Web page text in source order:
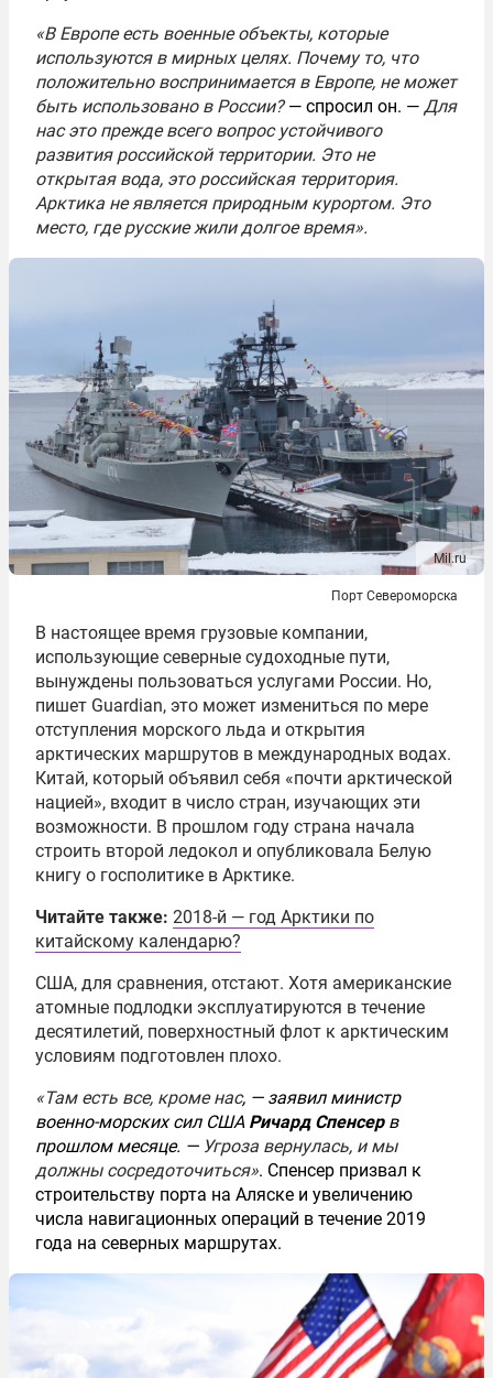
«В Европе есть военные объекты, которые
используются в мирных целях. Почему то, что
положительно воспринимается в Европе, не может
быть использовано в России?— спросил он. — Для
нас это прежде всего вопрос устойчивого
развития российской территории. Это не
открытая вода, это российская территория.
Арктика не является природным курортом. Это
место, где русские жили долгое время».
Mil.ru
Порт Североморска
В настоящее время грузовые компании,
использующие северные судоходные пути,
вынуждены пользоваться услугами России. Но,
пишет Guardian, это может измениться по мере
отступления морского льда и открытия
арктических маршрутов в международных водах.
Китай, который объявил себя «почти арктической
нацией», входит в число стран, изучающих эти
возможности. В прошлом году страна начала
строить второй ледокол и опубликовала Белую
книгу о госполитике в Арктике.
Читайте также: 2018-й — год Арктики по
китайскому календарю?
США, для сравнения, отстают. Хотя американские
атомные подлодки эксплуатируются в течение
десятилетий, поверхностный флот к арктическим
условиям подготовлен плохо.
«Там есть все, кроме нас, — заявил министр
военно-морских сил США Ричард Спенсерв
прошлом месяце. — Угроза вернулась, и мы
должны сосредоточиться». Спенсер призвал к
строительству порта на Аляске и увеличению
числа навигационных операций в течение 2019
года на северных маршрутах.